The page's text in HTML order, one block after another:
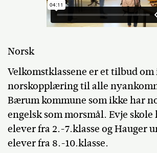
Norsk
Velkomstklassene er et tilbud
norskopplæring til alle
Bærum kommune som ikke har
engelsk som morsmål. Evje
elever fra 2.-7.klasse og Hauger
elever fra 8.-10.klasse.